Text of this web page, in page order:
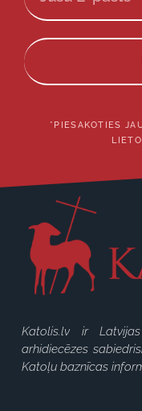
*PIESAKOTIES
Katolis.lv ir
arhidiecēzes
Katoļu baznīcas